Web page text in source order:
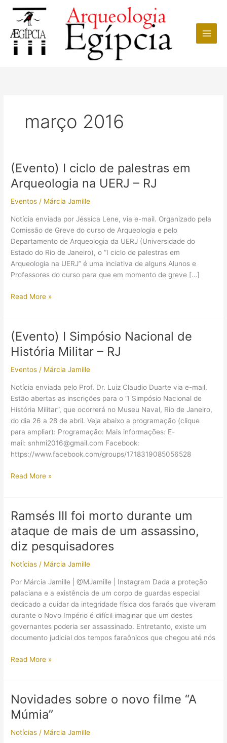
conteúdo
março 2016
(Evento) I ciclo de palestras em
Arqueologia na UERJ – RJ
Eventos / Márcia Jamille
Notícia enviada por ‎Jéssica Lene‎, via e-mail. Organizado pela
Comissão de Greve do curso de Arqueologia e pelo
Departamento de Arqueologia da UERJ (Universidade do
Estado do Rio de Janeiro), o “I ciclo de palestras em
Arqueologia na UERJ” é uma inciativa de alguns Alunos e
Professores do curso para que em momento de greve […]
(Evento)
de
palestras
em
na
UERJ
–
RJ
Read More »
(Evento) I Simpósio Nacional de
História Militar – RJ
Eventos / Márcia Jamille
Notícia enviada pelo Prof. Dr. Luiz Claudio Duarte via e-mail.
Estão abertas as inscrições para o “I Simpósio Nacional de
História Militar”, que ocorrerá no Museu Naval, Rio de Janeiro,
do dia 26 a 28 de abril. Veja abaixo a programação (clique
para ampliar): Programação: Mais informações: E-
mail: snhmi2016@gmail.com Facebook:
https://www.facebook.com/groups/1718319085056528
(Evento)
de
História
Militar
–
RJ
Read More »
Ramsés III foi morto durante um
ataque de mais de um assassino,
diz pesquisadores
Notícias / Márcia Jamille
Por Márcia Jamille | @MJamille | Instagram Dada a proteção
palaciana e a existência de um corpo de guardas especial
dedicado a cuidar da integridade física dos faraós que viveram
durante o Novo Império é difícil imaginar que um destes
governantes poderia ser assassinado. Entretanto, existe um
documento judicial dos tempos faraônicos que chegou até nós
Ramsés
durante
um
de
Read More »
Novidades sobre o novo filme “A
Múmia”
Notícias / Márcia Jamille